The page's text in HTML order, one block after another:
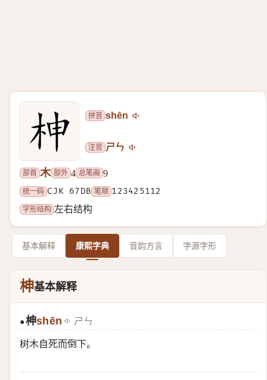
拼音 shēn
注音 ㄕㄣ
部首 木 部外 4 总笔画 9
统一码 CJK 67DB 笔顺 123425112
字形结构 左右结构
基本解释 康熙字典 音韵方言 字源字形
柛基本解释
●柛shēn ㄕㄣ
树木自死而倒下。